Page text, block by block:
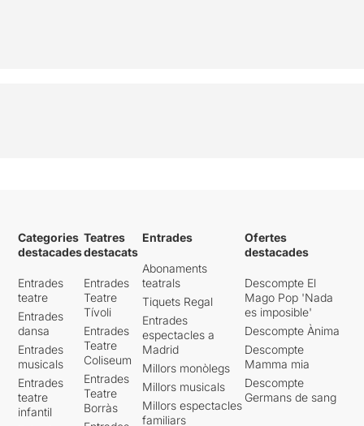
Categories
destacades
Entrades
teatre
Entrades
dansa
Entrades
musicals
Entrades
teatre
infantil
Teatres
destacats
Entrades
Teatre
Tívoli
Entrades
Teatre
Coliseum
Entrades
Teatre
Borràs
Entrades
Abonaments
teatrals
Tiquets Regal
Entrades
espectacles a
Madrid
Millors monòlegs
Millors musicals
Millors espectacles
familiars
Ofertes
destacades
Descompte El
Mago Pop 'Nada
es imposible'
Descompte Ànima
Descompte
Mamma mia
Descompte
Germans de sang